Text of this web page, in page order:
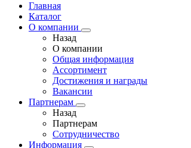
Главная
Каталог
О компании
Назад
О компании
Общая информация
Ассортимент
Достижения и награды
Вакансии
Партнерам
Назад
Партнерам
Сотрудничество
Информация